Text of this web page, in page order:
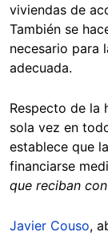
viviendas de
También se
necesario para
adecuada.
Respecto de la
sola vez en
establece que
financiarse
que reciban
Javier Couso,